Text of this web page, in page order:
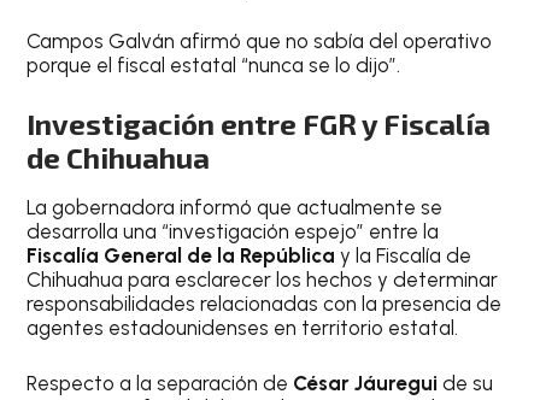
Campos Galván afirmó que no sabía del operativo
porque el fiscal estatal “nunca se lo dijo”.
Investigación entre FGR y Fiscalía
de Chihuahua
La gobernadora informó que actualmente se
desarrolla una “investigación espejo” entre la
Fiscalía General de la República y la Fiscalía de
Chihuahua para esclarecer los hechos y determinar
responsabilidades relacionadas con la presencia de
agentes estadounidenses en territorio estatal.
Respecto a la separación de César Jáuregui de su